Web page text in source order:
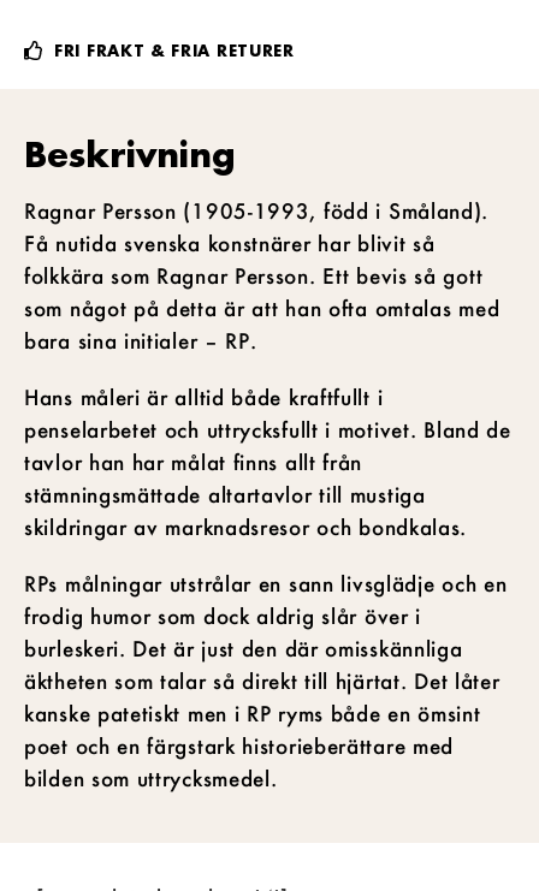
FRI FRAKT & FRIA RETURER
Beskrivning
Ragnar Persson (1905-1993, född i Småland).
Få nutida svenska konstnärer har blivit så
folkkära som Ragnar Persson. Ett bevis så gott
som något på detta är att han ofta omtalas med
bara sina initialer – RP.
Hans måleri är alltid både kraftfullt i
penselarbetet och uttrycksfullt i motivet. Bland de
tavlor han har målat finns allt från
stämningsmättade altartavlor till mustiga
skildringar av marknadsresor och bondkalas.
RPs målningar utstrålar en sann livsglädje och en
frodig humor som dock aldrig slår över i
burleskeri. Det är just den där omisskännliga
äktheten som talar så direkt till hjärtat. Det låter
kanske patetiskt men i RP ryms både en ömsint
poet och en färgstark historieberättare med
bilden som uttrycksmedel.